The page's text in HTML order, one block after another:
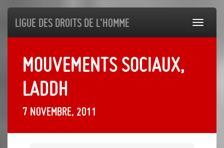
Ligue des droits de l'Homme
Mouvements sociaux,
LADDH
7 novembre, 2011